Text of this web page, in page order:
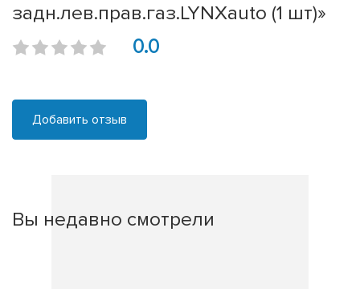
задн.лев.прав.газ.LYNXauto (1 шт)»
0.0
Добавить отзыв
Вы недавно смотрели